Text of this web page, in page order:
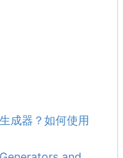
成器？如何使用